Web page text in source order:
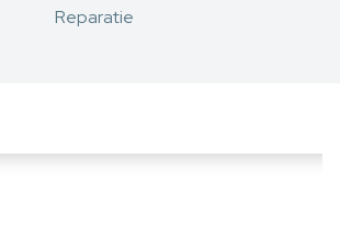
Reparatie